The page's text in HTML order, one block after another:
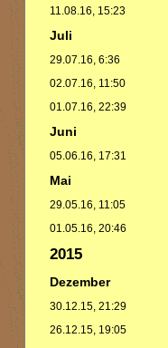
11.08.16, 15:23
Juli
29.07.16, 6:36
02.07.16, 11:50
01.07.16, 22:39
Juni
05.06.16, 17:31
Mai
29.05.16, 11:05
01.05.16, 20:46
2015
Dezember
30.12.15, 21:29
26.12.15, 19:05